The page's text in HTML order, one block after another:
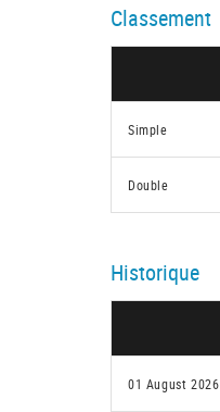
Classement
Simple
Double
Historique
01 August 2026